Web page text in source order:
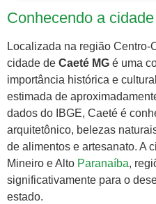
Conhecendo a
Localizada na região Centro-
cidade de Caeté MG é uma
importância histórica e
estimada de
dados do IBGE, Caeté é
arquitetônico, belezas
de alimentos e artesanato. A
Mineiro e Alto Paranaíba,
significativamente para o
estado.